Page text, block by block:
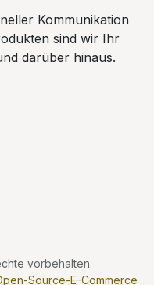
Kommunikation
sind wir Ihr
darüber hinaus.
vorbehalten.
Source-E-Commerce